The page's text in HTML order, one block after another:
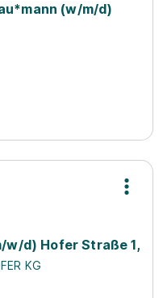
(w/m/d)
w/d) Hofer Straße 1,
KG